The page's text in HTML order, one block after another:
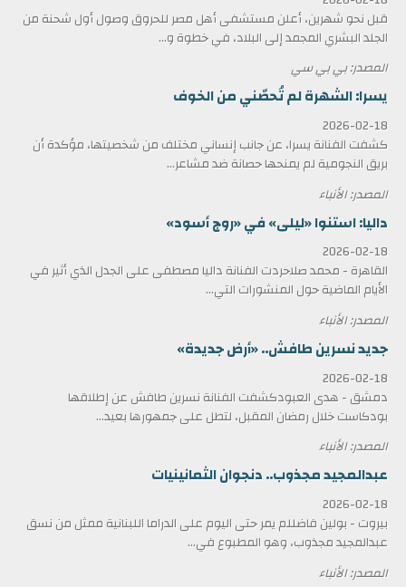
قبل نحو شهرين، أعلن مستشفى أهل مصر للحروق وصول أول شحنة من
الجلد البشري المجمد إلى البلاد، في خطوة و...
المصدر: بي بي سي
يسرا: الشهرة لم تُحصّني من الخوف
2026-02-18
كشفت الفنانة يسرا، عن جانب إنساني مختلف من شخصيتها، مؤكدة أن
بريق النجومية لم يمنحها حصانة ضد مشاعر...
المصدر: الأنباء
داليا: استنوا «ليلى» في «روج أسود»
2026-02-18
القاهرة - محمد صلاحردت الفنانة داليا مصطفى على الجدل الذي أثير في
الأيام الماضية حول المنشورات التي...
المصدر: الأنباء
جديد نسرين طافش.. «أرض جديدة»
2026-02-18
دمشق - هدى العبودكشفت الفنانة نسرين طافش عن إطلاقها
بودكاست خلال رمضان المقبل، لتطل على جمهورها بعيد...
المصدر: الأنباء
عبدالمجيد مجذوب.. دنجوان الثمانينيات
2026-02-18
بيروت - بولين فاضللم يمر حتى اليوم على الدراما اللبنانية ممثل من نسق
عبدالمجيد مجذوب، وهو المطبوع في...
المصدر: الأنباء